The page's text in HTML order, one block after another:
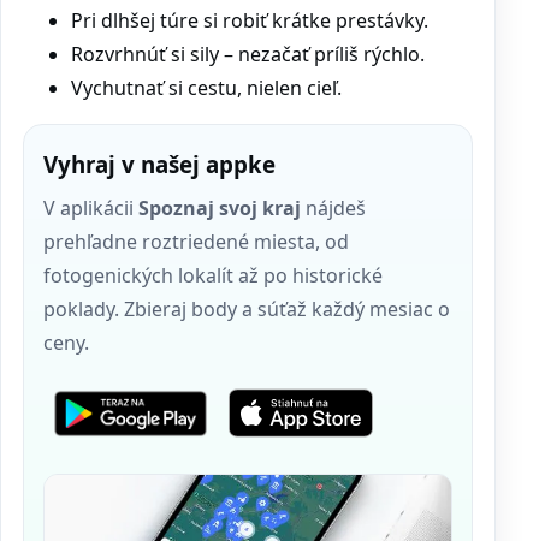
Pri dlhšej túre si robiť krátke prestávky.
Rozvrhnúť si sily – nezačať príliš rýchlo.
Vychutnať si cestu, nielen cieľ.
Vyhraj v našej appke
V aplikácii Spoznaj svoj kraj nájdeš
prehľadne roztriedené miesta, od
fotogenických lokalít až po historické
poklady. Zbieraj body a súťaž každý mesiac o
ceny.